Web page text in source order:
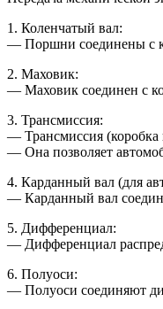
1. Коленчатый вал:
— Поршни соединены с
2. Маховик:
— Маховик соединен с
3. Трансмиссия:
— Трансмиссия (коробка
— Она позволяет
4. Карданный вал (для
— Карданный вал
5. Дифференциал:
— Дифференциал
6. Полуоси:
— Полуоси соединяют